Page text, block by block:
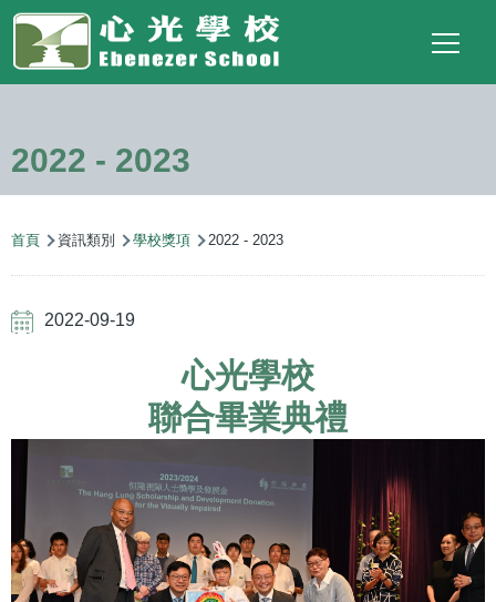
移至主內容
Top
Social
Link
Language
switcher
Main
navigation
2022 - 2023
導
結
首頁 資訊類別 學校獎項 2022 - 2023
2022-09-19
心光學校
聯合畢業典禮